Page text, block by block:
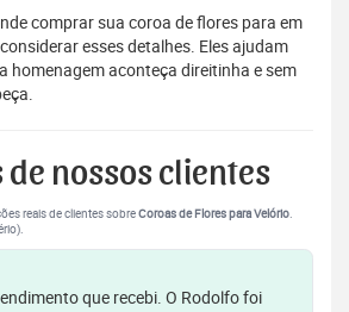
comprar sua coroa de flores para em
esses detalhes. Eles ajudam
homenagem aconteça direitinha e sem
de nossos clientes
reais de clientes sobreCoroas de Flores para Velório.
que recebi. O Rodolfo foi